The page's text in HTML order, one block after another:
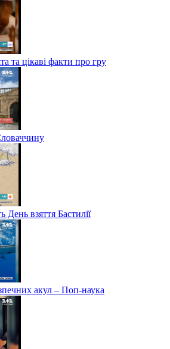
та цікаві факти про гру
взяття Бастилії
акул – Поп-наука